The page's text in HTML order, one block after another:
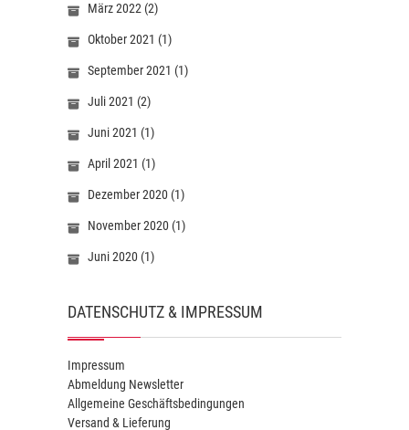
März 2022 (2)
Oktober 2021 (1)
September 2021 (1)
Juli 2021 (2)
Juni 2021 (1)
April 2021 (1)
Dezember 2020 (1)
November 2020 (1)
Juni 2020 (1)
DATENSCHUTZ & IMPRESSUM
Impressum
Abmeldung Newsletter
Allgemeine Geschäftsbedingungen
Versand & Lieferung